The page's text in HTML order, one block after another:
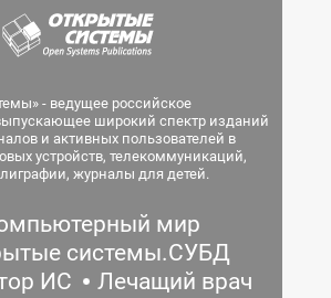
- ведущее российское
широкий спектр изданий
и активных пользователей в
устройств, телекоммуникаций,
журналы для детей.
мир
системы.СУБД
ИС
Лечащий врач